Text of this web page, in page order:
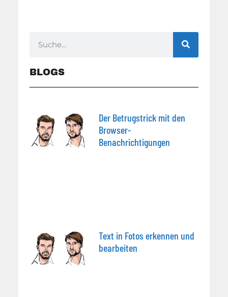
BLOGS
Der Betrugstrick mit den
Browser-
Benachrichtigungen
Text in Fotos erkennen und
bearbeiten